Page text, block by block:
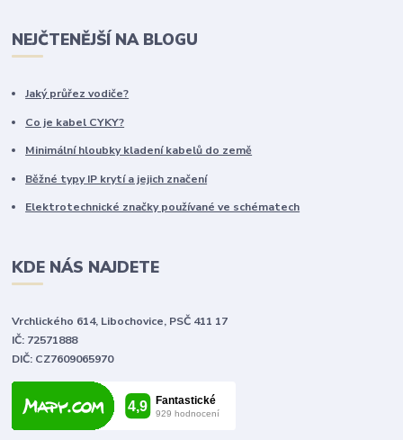
NEJČTENĚJŠÍ NA BLOGU
Jaký průřez vodiče?
Co je kabel CYKY?
Minimální hloubky kladení kabelů do země
Běžné typy IP krytí a jejich značení
Elektrotechnické značky používané ve schématech
KDE NÁS NAJDETE
Vrchlického 614, Libochovice, PSČ 411 17
IČ: 72571888
DIČ: CZ7609065970